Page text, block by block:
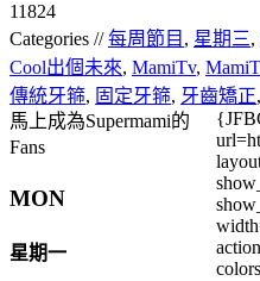
11824
Categories //每周節目 , 星期三,
Cool出個未來, MamiTv,
傳統牙箍, 固定牙箍, 牙齒矯正,
馬上成為Supermami的
Fans
MON
星期一